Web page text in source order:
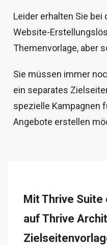
Leider erhalten Sie
Website-
Themenvorlage, aber
Sie müssen immer
ein separates
spezielle Kampagnen
Angebote erstellen
Mit Thrive
auf Thrive